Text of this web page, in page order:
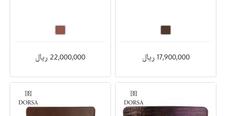
17,900,000 ریال 22,000,000 ریال